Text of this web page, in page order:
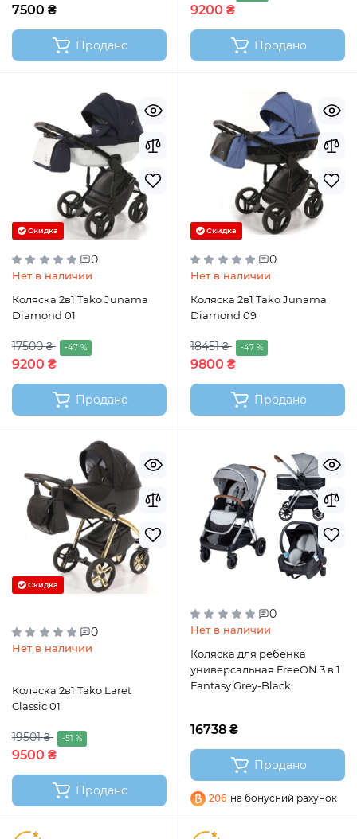
7500 ₴
Продано
9200 ₴
Продано
Скидка
0
Нет в наличии
Коляска 2в1 Tako Junama
Diamond 01
17500 ₴ -47 %
9200 ₴
Продано
Скидка
0
Нет в наличии
Коляска 2в1 Tako Junama
Diamond 09
18451 ₴ -47 %
9800 ₴
Продано
Скидка
0
Нет в наличии
Коляска 2в1 Tako Laret
Classic 01
19501 ₴ -51 %
9500 ₴
Продано
0
Нет в наличии
Коляска для ребенка
универсальная FreeON 3 в 1
Fantasy Grey-Black
16738 ₴
Продано
206 на бонусний рахунок